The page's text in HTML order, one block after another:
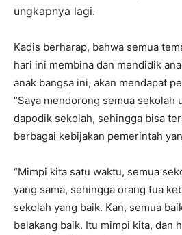
ungkapnya lagi.
Kadis berharap, bahwa semua
hari ini membina dan mendidik
anak bangsa ini, akan mendapat
“Saya mendorong semua sekolah
dapodik sekolah, sehingga bisa
berbagai kebijakan pemerintah
“Mimpi kita satu waktu, semua
yang sama, sehingga orang tua
sekolah yang baik. Kan, semua
belakang baik. Itu mimpi kita, dan